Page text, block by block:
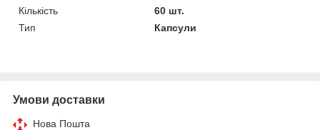
Кількість
60 шт.
Тип
Капсули
Умови доставки
Нова Пошта